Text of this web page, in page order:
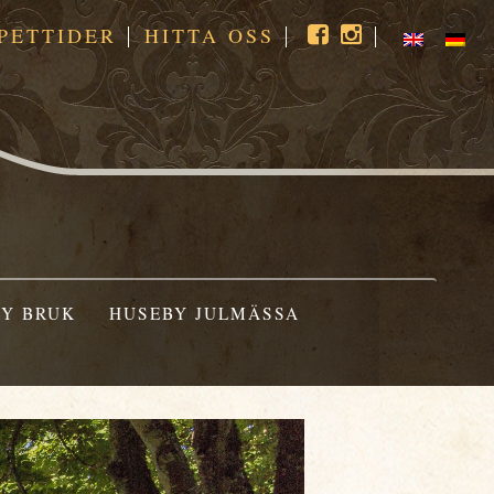
HITTA OSS
BRUK HUSEBY JULMÄSSA